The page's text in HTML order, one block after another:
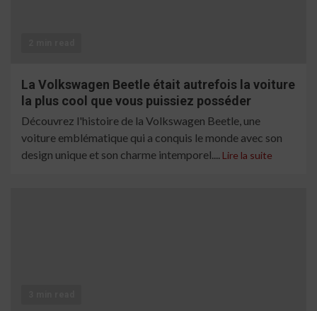
La Volkswagen Beetle était autrefois la voiture
la plus cool que vous puissiez posséder
Découvrez l'histoire de la Volkswagen Beetle, une
voiture emblématique qui a conquis le monde avec son
design unique et son charme intemporel.... Lire la suite